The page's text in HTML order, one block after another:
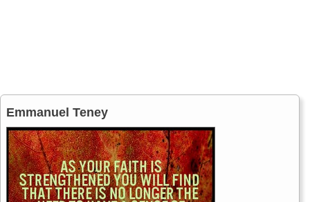
Emmanuel Teney